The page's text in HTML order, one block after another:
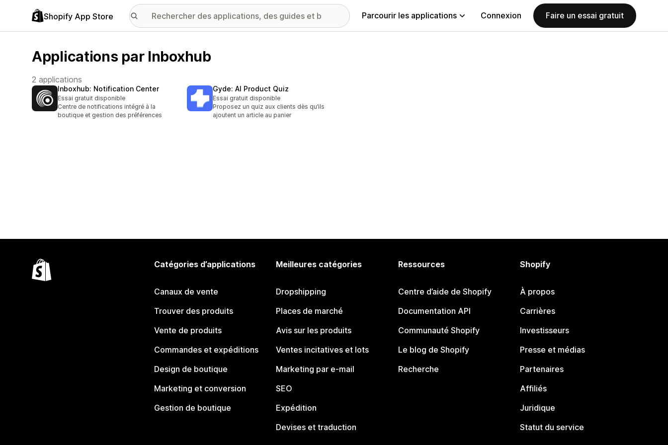
Shopify App Store Parcourir les applications Connexion Faire un essai gratuit
Applications par Inboxhub
2 applications
Inboxhub: Notification Center
Essai gratuit disponible
Centre de notifications intégré à la
boutique et gestion des préférences
Gyde: AI Product Quiz
Essai gratuit disponible
Proposez un quiz aux clients dès qu’ils
ajoutent un article au panier
Catégories d’applications
Canaux de vente
Trouver des produits
Vente de produits
Commandes et expéditions
Design de boutique
Marketing et conversion
Gestion de boutique
Meilleures catégories
Dropshipping
Places de marché
Avis sur les produits
Ventes incitatives et lots
Marketing par e-mail
SEO
Expédition
Devises et traduction
Ressources
Centre d’aide de Shopify
Documentation API
Communauté Shopify
Le blog de Shopify
Recherche
Shopify
À propos
Carrières
Investisseurs
Presse et médias
Partenaires
Affiliés
Juridique
Statut du service